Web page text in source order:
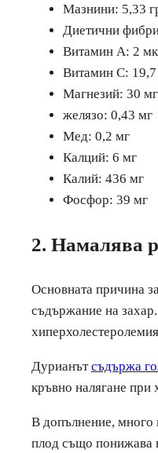
Мазнини: 5,33
Диетични
Витамин А: 2
Витамин С:
Магнезий: 30 мг
желязо: 0,43 мг
Мед: 0,2 мг
Калций: 6 мг
Калий: 436 мг
Фосфор: 39 мг
2. Намалява
Основната причина
съдържание на
Дурианътсъдържа
кръвно налягане при
В допълнение, много
плод също понижава